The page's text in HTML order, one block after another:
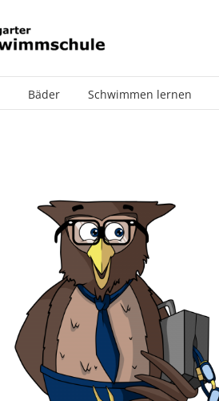
Bäder Schwimmen lernen